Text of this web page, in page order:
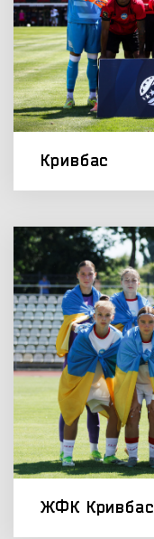
Кривбас
ЖФК Кривбас